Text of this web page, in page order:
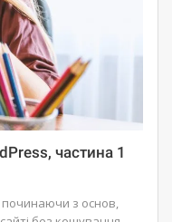
частина 1
починаючи з основ,